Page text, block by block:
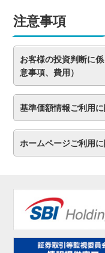
注意事項
お客様の投資判断に
意事項、費用）
基準価額情報ご利用
ホームページご利用